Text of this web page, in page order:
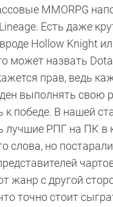
MMORPG
Есть даже
Hollow Knight
может назвать
прав, ведь
выполнять свою
к победе. В нашей
лучшие РПГ на ПК в
слова, но
жанр с другой
точно стоит